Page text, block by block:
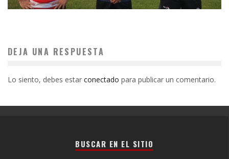
DEJA UNA RESPUESTA
Lo siento, debes estar conectado para publicar un comentario.
BUSCAR EN EL SITIO